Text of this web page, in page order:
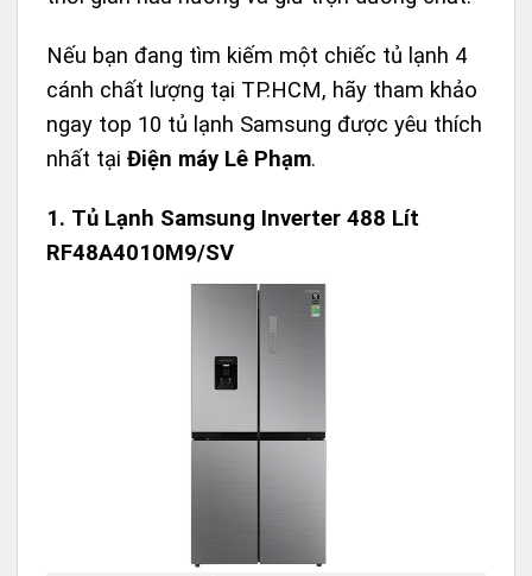
Nếu bạn đang tìm kiếm một chiếc tủ lạnh 4
cánh chất lượng tại TP.HCM, hãy tham khảo
ngay top 10 tủ lạnh Samsung được yêu thích
nhất tại Điện máy Lê Phạm.
1. Tủ Lạnh Samsung Inverter 488 Lít
RF48A4010M9/SV